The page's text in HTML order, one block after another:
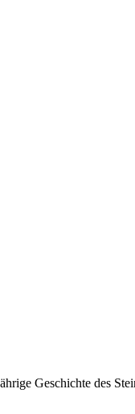
Geschichte des